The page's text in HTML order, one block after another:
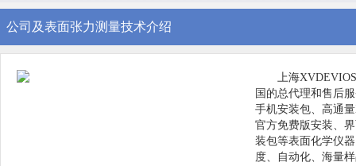
公司及表面张力测量技术介绍
上海
国的总代理和售后服
手机安装包、高通
官方免费版安装、
装包等表面化学仪器
度、自动化